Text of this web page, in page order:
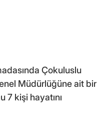
Çokuluslu
Müdürlüğüne ait bir
7 kişi hayatını